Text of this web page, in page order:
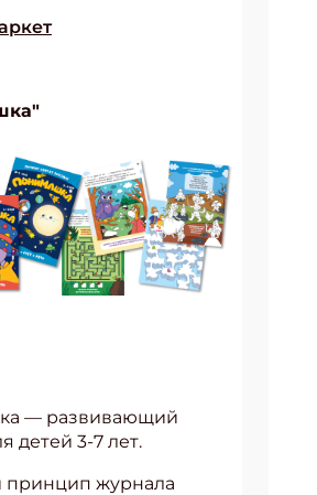
— развивающий
детей 3-7 лет.
принцип журнала